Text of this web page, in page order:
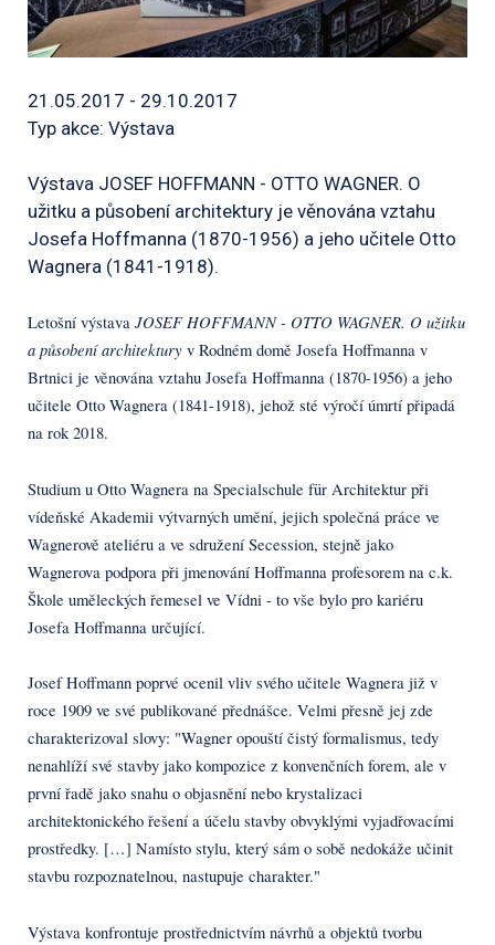
21.05.2017 - 29.10.2017
Typ akce: Výstava
Výstava JOSEF HOFFMANN - OTTO WAGNER. O
užitku a působení architektury je věnována vztahu
Josefa Hoffmanna (1870-1956) a jeho učitele Otto
Wagnera (1841-1918).
Letošní výstava JOSEF HOFFMANN - OTTO WAGNER. O užitku
a působení architektury v Rodném domě Josefa Hoffmanna v
Brtnici je věnována vztahu Josefa Hoffmanna (1870-1956) a jeho
učitele Otto Wagnera (1841-1918), jehož sté výročí úmrtí připadá
na rok 2018.
Studium u Otto Wagnera na Specialschule für Architektur při
vídeňské Akademii výtvarných umění, jejich společná práce ve
Wagnerově ateliéru a ve sdružení Secession, stejně jako
Wagnerova podpora při jmenování Hoffmanna profesorem na c.k.
Škole uměleckých řemesel ve Vídni - to vše bylo pro kariéru
Josefa Hoffmanna určující.
Josef Hoffmann poprvé ocenil vliv svého učitele Wagnera již v
roce 1909 ve své publikované přednášce. Velmi přesně jej zde
charakterizoval slovy: "Wagner opouští čistý formalismus, tedy
nenahlíží své stavby jako kompozice z konvenčních forem, ale v
první řadě jako snahu o objasnění nebo krystalizaci
architektonického řešení a účelu stavby obvyklými vyjadřovacími
prostředky. […] Namísto stylu, který sám o sobě nedokáže učinit
stavbu rozpoznatelnou, nastupuje charakter."
Výstava konfrontuje prostřednictvím návrhů a objektů tvorbu